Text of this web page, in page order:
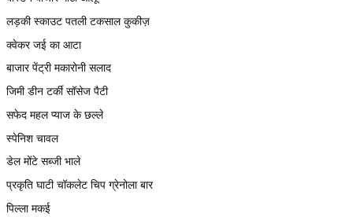
लड़की स्काउट पतली टकसाल कुकीज़
क्वेकर जई का आटा
बाजार पेंट्री मकारोनी सलाद
जिमी डीन टर्की सॉसेज पैटी
सफेद महल प्याज के छल्ले
स्पेनिश चावल
डेल मोंटे सब्जी भाले
प्रकृति घाटी चॉकलेट चिप ग्रेनोला बार
पिल्ला मकई